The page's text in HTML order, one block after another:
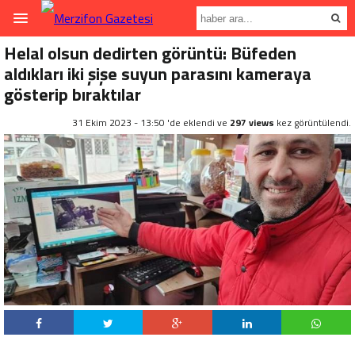
Helal olsun dedirten görüntü: Büfeden
aldıkları iki şişe suyun parasını kameraya
gösterip bıraktılar
31 Ekim 2023 - 13:50 'de eklendi ve 297 views kez görüntülendi.